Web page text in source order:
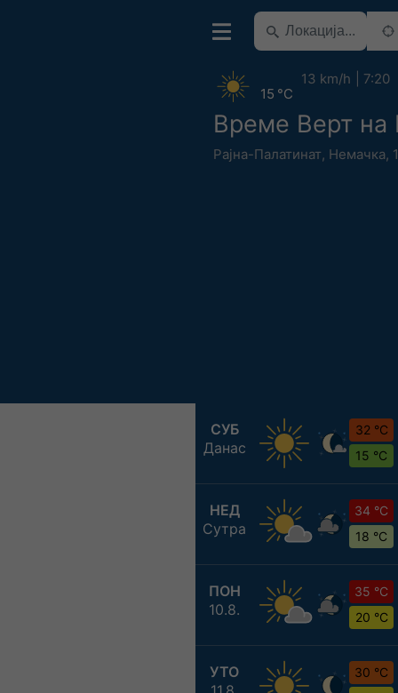
Време Верт на
Рајна-Палатинат, Немачка,
15 °C
13 km/h 7:20
СУБ
Данас
32 °C
15 °C
НЕД
Сутра
34 °C
18 °C
ПОН
10.8.
35 °C
20 °C
УТО
30 °C